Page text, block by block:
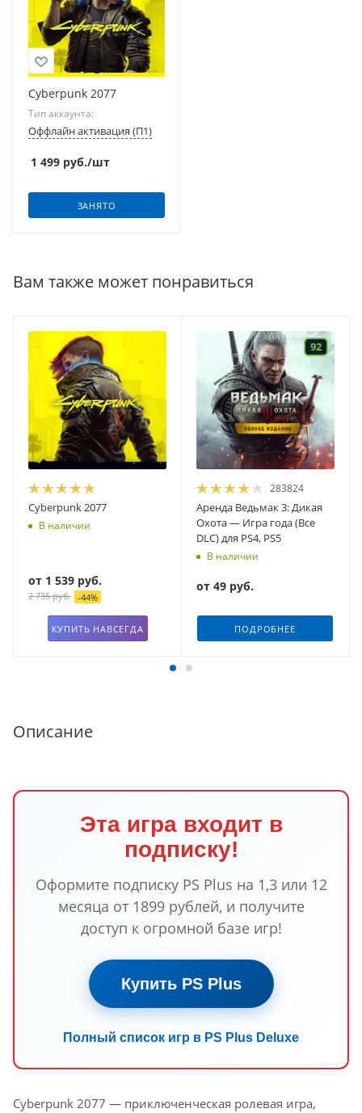
Cyberpunk 2077
Тип аккаунта:
Оффлайн активация (П1)
1 499 руб./шт
ЗАНЯТО
Вам также может понравиться
Cyberpunk 2077
В наличии
от 1 539 руб.
2 735 руб. -44%
КУПИТЬ НАВСЕГДА
92
283824
Аренда Ведьмак 3: Дикая
Охота — Игра года (Все
DLC) для PS4, PS5
В наличии
от 49 руб.
ПОДРОБНЕЕ
Описание
Эта игра входит в
подписку!
Оформите подписку PS Plus на 1,3 или 12
месяца от 1899 рублей, и получите
доступ к огромной базе игр!
Купить PS Plus
Полный список игр в PS Plus Deluxe
Cyberpunk 2077 — приключенческая ролевая игра,